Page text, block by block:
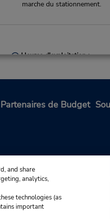
marche du stationnement.
Heures d'exploitation :
Holiday Hours
Succursale avec boîte de
clés
Mon - Fri 7:00 AM - 4:00 PM
Holiday Hours
Free pickup service available
Succursale avec boîte de
Partenaires de Budget
and share
analytics,
technologies (as
important